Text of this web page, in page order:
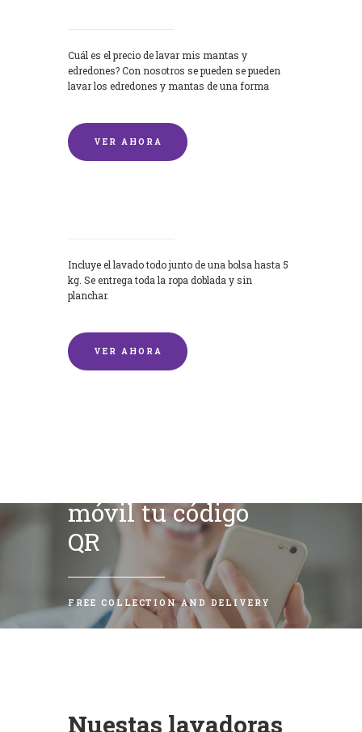
Cuál es el precio de lavar mis mantas y
edredones? Con nosotros se pueden se pueden
lavar los edredones y mantas de una forma
VER AHORA
Incluye el lavado todo junto de una bolsa hasta 5
kg. Se entrega toda la ropa doblada y sin
planchar.
VER AHORA
móvil tu código
QR
FREE COLLECTION AND DELIVERY
Nuestas lavadoras